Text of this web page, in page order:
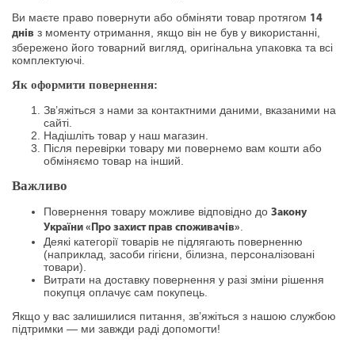
Ви маєте право повернути або обміняти товар протягом 14
днів з моменту отримання, якщо він не був у використанні,
збережено його товарний вигляд, оригінальна упаковка та всі
комплектуючі.
Як оформити повернення:
Зв’яжіться з нами за контактними даними, вказаними на
сайті.
Надішліть товар у наш магазин.
Після перевірки товару ми повернемо вам кошти або
обміняємо товар на інший.
Важливо
Повернення товару можливе відповідно до Закону
України «Про захист прав споживачів».
Деякі категорії товарів не підлягають поверненню
(наприклад, засоби гігієни, білизна, персоналізовані
товари).
Витрати на доставку повернення у разі зміни рішення
покупця оплачує сам покупець.
Якщо у вас залишилися питання, зв’яжіться з нашою службою
підтримки — ми завжди раді допомогти!